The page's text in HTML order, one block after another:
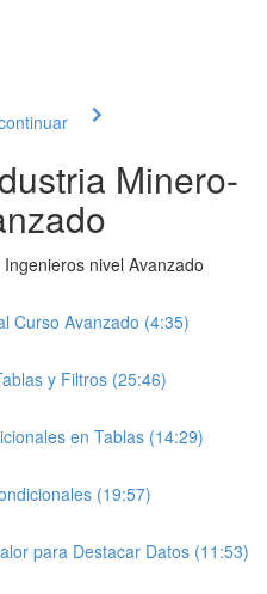
Minero-
nivel Avanzado
Curso Avanzado (4:35)
y Filtros (25:46)
en Tablas (14:29)
(19:57)
para Destacar Datos (11:53)